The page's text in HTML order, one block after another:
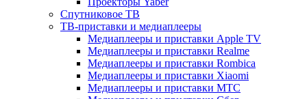
Спутниковое ТВ
ТВ-приставки и медиаплееры
Медиаплееры и приставки Apple TV
Медиаплееры и приставки Realme
Медиаплееры и приставки Rombica
Медиаплееры и приставки Xiaomi
Медиаплееры и приставки МТС